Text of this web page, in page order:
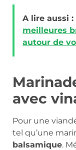
A lire aussi :
meilleures
autour de
avec
Pour une
tel qu’une
balsamique.